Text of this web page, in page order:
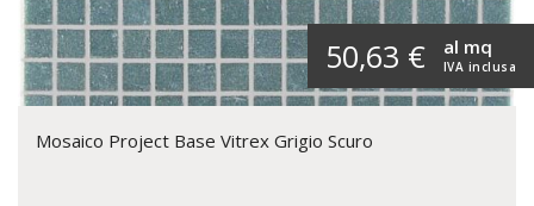
50,63 € IVA inclusa
al mq
Mosaico Project Base Vitrex Grigio Scuro